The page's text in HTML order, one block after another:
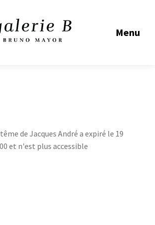
Menu
de Jacques André a expiré le 19
et n'est plus accessible